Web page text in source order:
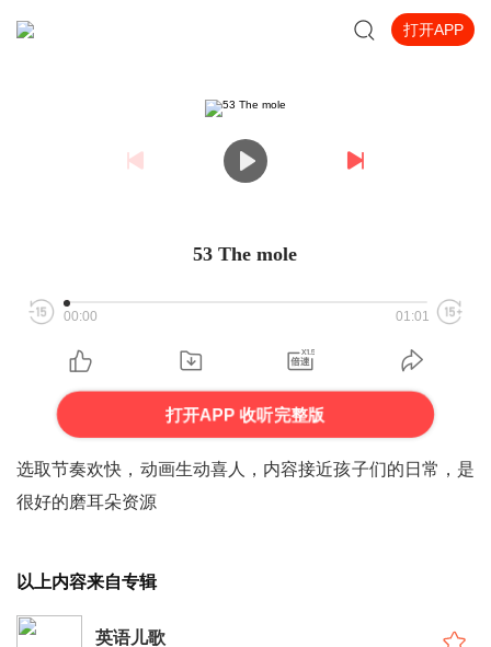
打开APP
53 The mole
00:00 01:01
打开APP 收听完整版
选取节奏欢快，动画生动喜人，内容接近孩子们的日常，是
很好的磨耳朵资源
以上内容来自专辑
英语儿歌